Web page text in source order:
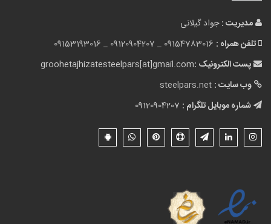
مدیریت :جواد گیلانی
تلفن همراه : 09154783016 _
09120904207 _
09153193016
پست الکترونیک :groohetajhizatesteelpars[at]gmail.com
وب سایت : steelpars.net
شماره موبایل تلگرام :